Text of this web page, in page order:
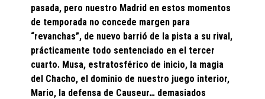
pasada, pero nuestro Madrid en estos momentos
de temporada no concede margen para
“revanchas”, de nuevo barrió de la pista a su rival,
prácticamente todo sentenciado en el tercer
cuarto. Musa, estratosférico de inicio, la magia
del Chacho, el dominio de nuestro juego interior,
Mario, la defensa de Causeur… demasiados